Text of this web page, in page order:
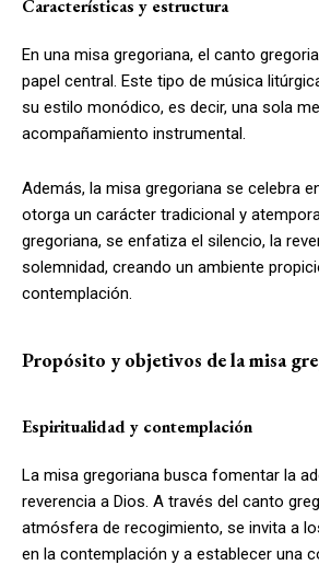
Características y estructura
En una misa gregoriana, el canto
papel central. Este tipo de música
su estilo monódico, es decir, una sola
acompañamiento instrumental.
Además, la misa gregoriana se celebra
otorga un carácter tradicional y
gregoriana, se enfatiza el silencio, la
solemnidad, creando un ambiente
contemplación.
Propósito y objetivos de la misa
Espiritualidad y contemplación
La misa gregoriana busca fomentar la
reverencia a Dios. A través del canto
atmósfera de recogimiento, se invita a
en la contemplación y a establecer una